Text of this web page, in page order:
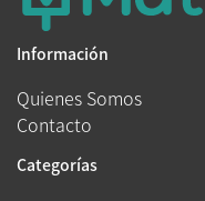
Información
Quienes Somos
Contacto
Categorías